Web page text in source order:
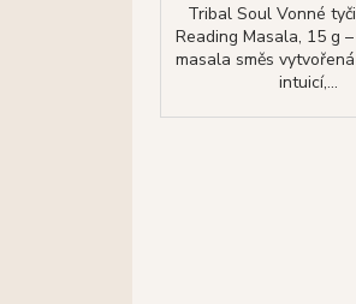
Tribal Soul Vonné
Reading Masala, 15 g
masala směs
intuicí,...